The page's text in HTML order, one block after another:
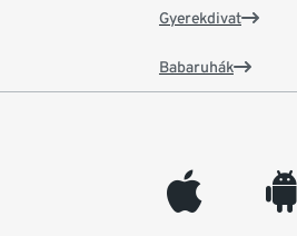
Gyerekdivat
Babaruhák
appleinc